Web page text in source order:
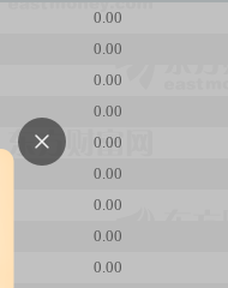
0.00
0.00
0.00
0.00
0.00
0.00
0.00
0.00
0.00